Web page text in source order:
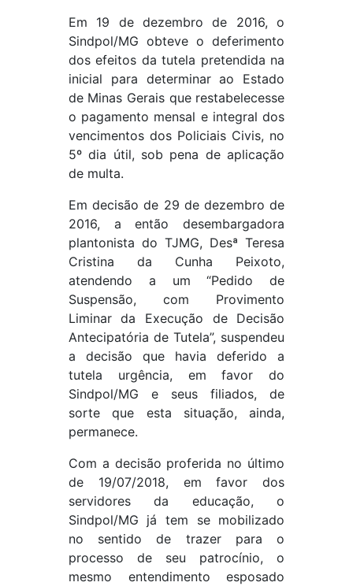
Em 19 de dezembro de 2016, o
Sindpol/MG obteve o deferimento
dos efeitos da tutela pretendida na
inicial para determinar ao Estado
de Minas Gerais que restabelecesse
o pagamento mensal e integral dos
vencimentos dos Policiais Civis, no
5º dia útil, sob pena de aplicação
de multa.
Em decisão de 29 de dezembro de
2016, a então desembargadora
plantonista do TJMG, Desª Teresa
Cristina da Cunha Peixoto,
atendendo a um “Pedido de
Suspensão, com Provimento
Liminar da Execução de Decisão
Antecipatória de Tutela”, suspendeu
a decisão que havia deferido a
tutela urgência, em favor do
Sindpol/MG e seus filiados, de
sorte que esta situação, ainda,
permanece.
Com a decisão proferida no último
de 19/07/2018, em favor dos
servidores da educação, o
Sindpol/MG já tem se mobilizado
no sentido de trazer para o
processo de seu patrocínio, o
mesmo entendimento esposado